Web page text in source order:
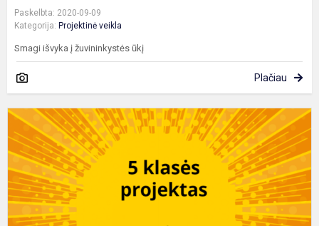
Paskelbta: 2020-09-09
Kategorija: Projektinė veikla
Smagi išvyka į žuvininkystės ūkį
Plačiau